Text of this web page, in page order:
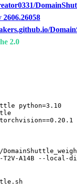
2.0
python=3.10
torchvision==0.20.1
A14B --local-